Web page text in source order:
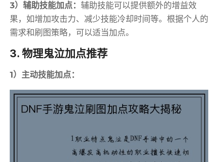
3）辅助技能加点： 辅助技能可以提供额外的增益效
果，如增加攻击力、减少技能冷却时间等。根据个人的
需求和刷图策略，可以适当加点。
3. 物理鬼泣加点推荐
1）主动技能加点：